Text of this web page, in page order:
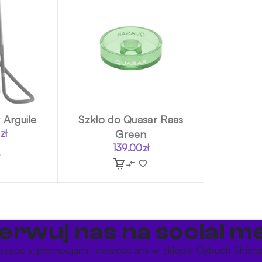
Arguile
zł
Szkło do Quasar Raas
Green
139.00zł
nas na social
z promocjami i nowościami w sklepie Cybuch Shisha